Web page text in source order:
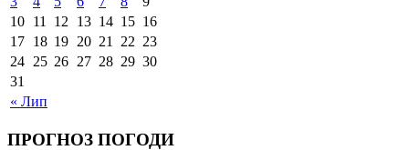
« Лип
10 11 12 13 14 15 16
17 18 19 20 21 22 23
24 25 26 27 28 29 30
31
ПРОГНОЗ ПОГОДИ